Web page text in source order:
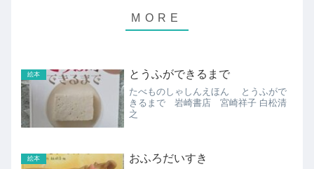
絵本 とうふができるまで
たべものしゃしんえほん とうふがで
きるまで 岩崎書店 宮崎祥子 白松清
之
絵本 おふろだいすき